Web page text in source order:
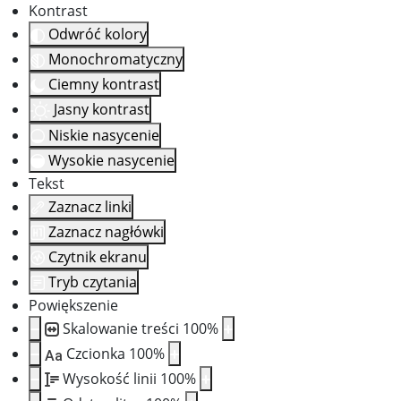
Kontrast
Odwróć kolory
Monochromatyczny
Ciemny kontrast
Jasny kontrast
Niskie nasycenie
Wysokie nasycenie
Tekst
Zaznacz linki
Zaznacz nagłówki
Czytnik ekranu
Tryb czytania
Powiększenie
Skalowanie treści 100%
Aa Czcionka 100%
Wysokość linii 100%